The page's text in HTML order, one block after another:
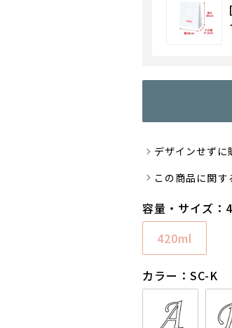
デザインせずに
この商品に関
容量・サイズ：
420ml
カラー：SC-K